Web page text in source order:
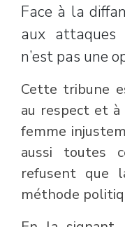
Face à la
aux attaques
n’est pas une
Cette tribune
au respect et
femme
aussi toutes
refusent que
méthode